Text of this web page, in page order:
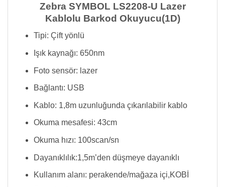
Zebra SYMBOL LS2208-U Lazer
Kablolu Barkod Okuyucu(1D)
Tipi: Çift yönlü
Işık kaynağı: 650nm
Foto sensör: lazer
Bağlantı: USB
Kablo: 1,8m uzunluğunda çıkarılabilir kablo
Okuma mesafesi: 43cm
Okuma hızı: 100scan/sn
Dayanıklılık:1,5m’den düşmeye dayanıklı
Kullanım alanı: perakende/mağaza içi,KOBİ